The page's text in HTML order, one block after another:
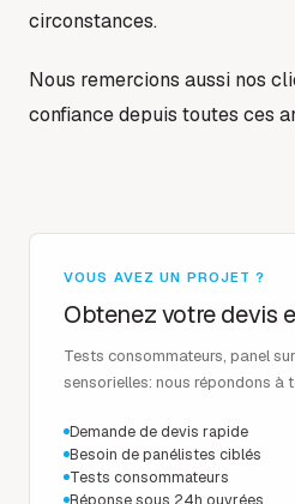
circonstances.
Nous remercions aussi nos
confiance depuis toutes ces
VOUS AVEZ UN PROJET ?
Obtenez votre devis
Tests consommateurs, panel
sensorielles: nous répondons à
Demande de devis rapide
Besoin de panélistes ciblés
Tests consommateurs
Réponse sous 24h ouvrées